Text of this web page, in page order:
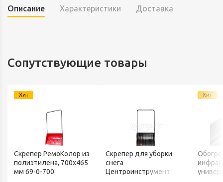
Описание Характеристики Доставка
Сопутствующие товары
Хит
Скрепер РемоКолор из
полиэтилена, 700x465
мм 69-0-700
Скрепер для уборки
снега
Центроинструмент
Хит